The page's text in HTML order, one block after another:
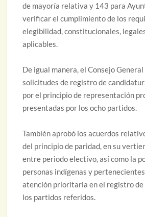
de mayoría relativa y 143 para
verificar el cumplimiento de los
elegibilidad, constitucionales,
aplicables.
De igual manera, el Consejo
solicitudes de registro de
por el principio de representación
presentadas por los ocho partidos.
También aprobó los acuerdos
del principio de paridad, en su
entre periodo electivo, así como la
personas indígenas y
atención prioritaria en el registro de
los partidos referidos.